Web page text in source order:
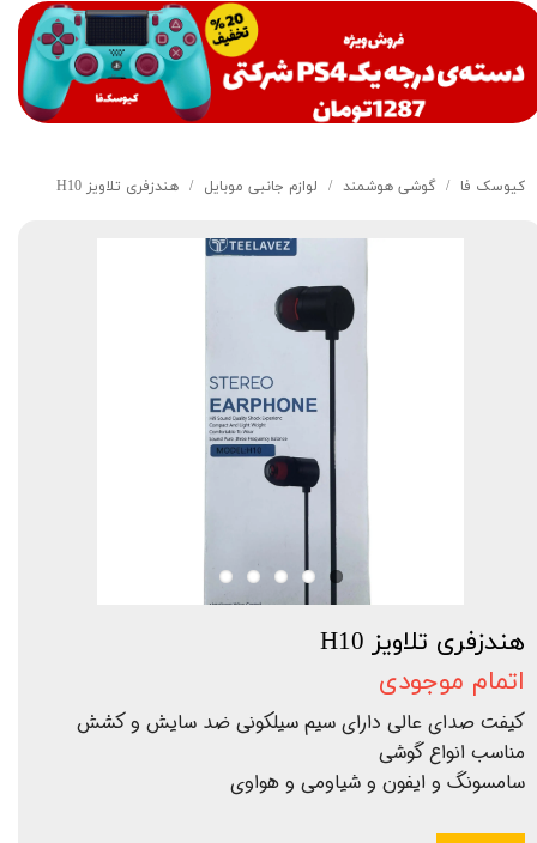
کیوسک‌ فا گوشی هوشمند لوازم جانبی موبایل هندزفری تلاویز H10
هندزفری تلاویز H10
اتمام موجودی
کیفت صدای عالی دارای سیم سیلکونی ضد سایش و کشش
مناسب انواع گوشی
سامسونگ و ایفون و شیاومی و هواوی